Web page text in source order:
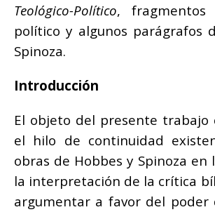
Teológico-Político,
político y algunos parágrafos
Spinoza.
Introducción
El objeto del presente trabajo
el hilo de continuidad
obras de Hobbes y Spinoza
la interpretación de la crítica
argumentar a favor del poder